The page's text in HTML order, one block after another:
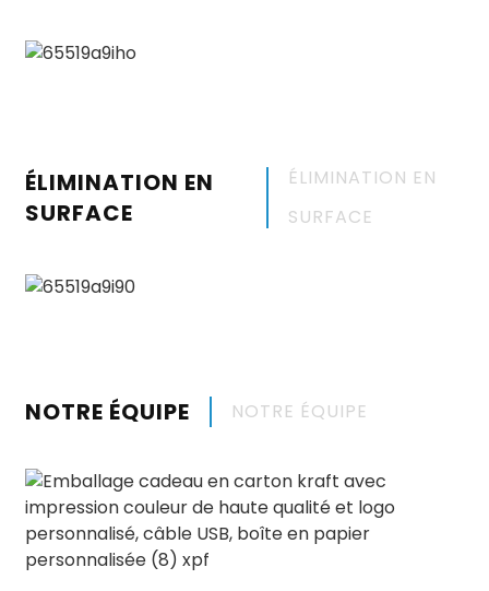
ÉLIMINATION EN
SURFACE
ÉLIMINATION EN
SURFACE
NOTRE ÉQUIPE NOTRE ÉQUIPE